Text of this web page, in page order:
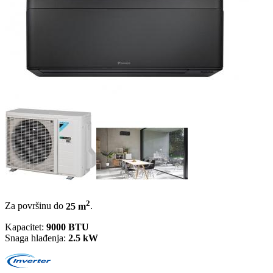
Za površinu do 25 m2.
Kapacitet: 9000 BTU
Snaga hlađenja: 2.5 kW